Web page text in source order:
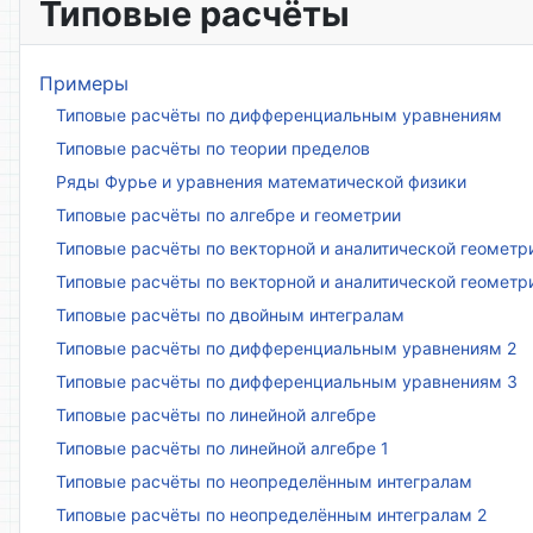
Типовые расчёты
Примеры
Типовые расчёты по дифференциальным уравнениям
Типовые расчёты по теории пределов
Ряды Фурье и уравнения математической физики
Типовые расчёты по алгебре и геометрии
Типовые расчёты по векторной и аналитической
Типовые расчёты по векторной и аналитической
Типовые расчёты по двойным интегралам
Типовые расчёты по дифференциальным уравнениям 2
Типовые расчёты по дифференциальным уравнениям 3
Типовые расчёты по линейной алгебре
Типовые расчёты по линейной алгебре 1
Типовые расчёты по неопределённым интегралам
Типовые расчёты по неопределённым интегралам 2